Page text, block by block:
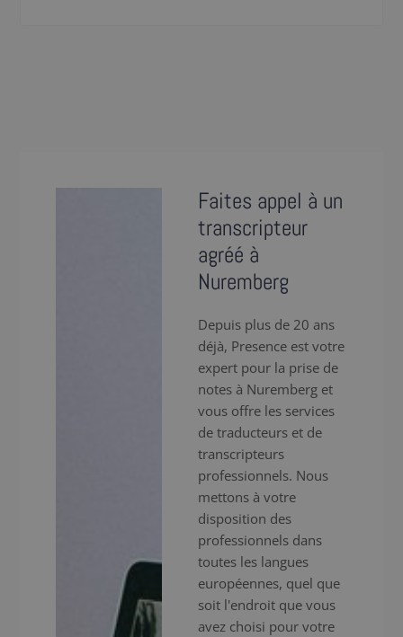
Faites appel à un
transcripteur
agréé à
Nuremberg
Depuis plus de 20 ans
déjà, Presence est votre
expert pour la prise de
notes à Nuremberg et
vous offre les services
de traducteurs et de
transcripteurs
professionnels. Nous
mettons à votre
disposition des
professionnels dans
toutes les langues
européennes, quel que
soit l'endroit que vous
avez choisi pour votre